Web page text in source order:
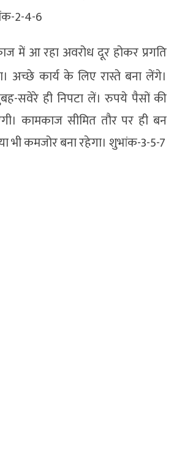
2-4-6
में आ रहा अवरोध दूर होकर प्रगति
अच्छे कार्य के लिए रास्ते बना लेंगे।
सवेरे ही निपटा लें। रुपये पैसों की
कामकाज सीमित तौर पर ही बन
भी कमजोर बना रहेगा। शुभांक-3-5-7